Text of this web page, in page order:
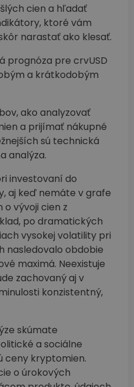
cien a hľadať
ktoré vám
narastať ako klesať.
prognóza pre crvUSD
a krátkodobým
ako analyzovať
a prijímať nákupné
sú technická
analýza.
investovaní do
aj keď nemáte v grafe
vývoji cien z
po dramatických
vysokej volatility pri
nasledovalo obdobie
maximá. Neexistuje
zachovaný aj v
konzistentný,
skúmate
a sociálne
ceny kryptomien.
o úrokových